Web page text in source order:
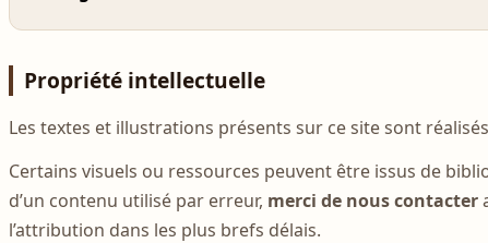
Propriété intellectuelle
Les textes et illustrations présents sur ce site sont
Certains visuels ou ressources peuvent être issus de
d’un contenu utilisé par erreur, merci de nous contacter
l’attribution dans les plus brefs délais.